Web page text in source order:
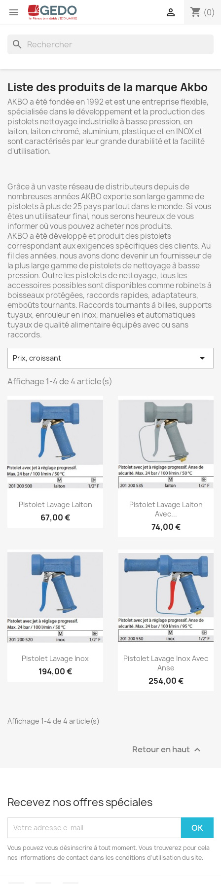
 shopping_cart (0)

search
Liste des produits de la marque Akbo
AKBO a été fondée en 1992 et est une entreprise flexible,
spécialisée dans le développement et la production des
pistolets nettoyage industrielle à basse pression, en
laiton, laiton chromé, aluminium, plastique et en INOX et
sont caractérisés par leur grande durabilité et la facilité
d'utilisation.
Grâce à un vaste réseau de distributeurs depuis de
nombreuses années AKBO exporte son large gamme de
pistolets à plus de 25 pays partout dans le monde. Si vous
êtes un utilisateur final, nous serons heureux de vous
informer où vous pouvez acheter nos produits.
AKBO a été développé et produit des pistolets
correspondant aux exigences spécifiques des clients. Au
fil des années, nous avons donc devenir un fournisseur de
la plus large gamme de pistolets de nettoyage à basse
pression. Outre les pistolets de nettoyage, tous les
accessoires possibles sont disponibles comme robinets à
boisseaux protégées, raccords rapides, adaptateurs,
emboûts tournants. Raccords tournants à billes, supports
tuyaux, enrouleur en inox, manuelles et automatiques
tuyaux de qualité alimentaire équipés avec ou sans
raccords.
Prix, croissant 
Affichage 1-4 de 4 article(s)
Aperçu rapide
Pistolet Lavage Laiton
67,00 €
Aperçu rapide
Pistolet Lavage Laiton
Avec...
74,00 €
Aperçu rapide
Pistolet Lavage Inox
194,00 €
Aperçu rapide
Pistolet Lavage Inox Avec
Anse
254,00 €
Affichage 1-4 de 4 article(s)
Retour en haut 
Recevez nos offres spéciales
Vous pouvez vous désinscrire à tout moment. Vous trouverez pour cela
nos informations de contact dans les conditions d'utilisation du site.